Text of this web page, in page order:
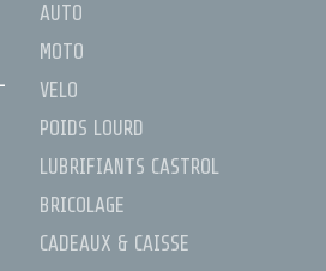
AUTO
MOTO
VELO
POIDS LOURD
LUBRIFIANTS CASTROL
BRICOLAGE
CADEAUX & CAISSE